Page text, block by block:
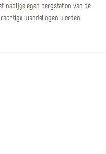
nabijgelegen bergstation van de
wandelingen worden